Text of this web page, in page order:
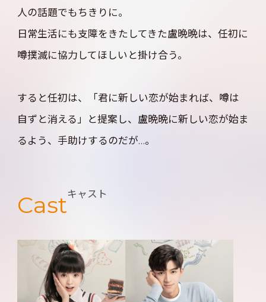
人の話題でもちきりに。
日常生活にも支障をきたしてきた盧晩晩は、任初に
噂撲滅に協力してほしいと掛け合う。
すると任初は、「君に新しい恋が始まれば、噂は
自ずと消える」と提案し、盧晩晩に新しい恋が始ま
るよう、手助けするのだが…。
Castキャスト